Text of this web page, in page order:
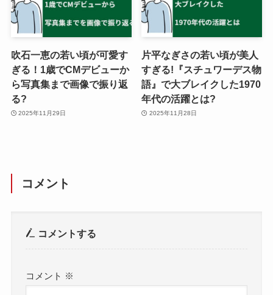
吹石一恵の若い頃が可愛す
ぎる！1歳でCMデビューか
ら写真集まで画像で振り返
る?
2025年11月29日
片平なぎさの若い頃が美人
すぎる!『スチュワーデス物
語』で大ブレイクした1970
年代の活躍とは?
2025年11月28日
コメント
コメントする
コメント ※